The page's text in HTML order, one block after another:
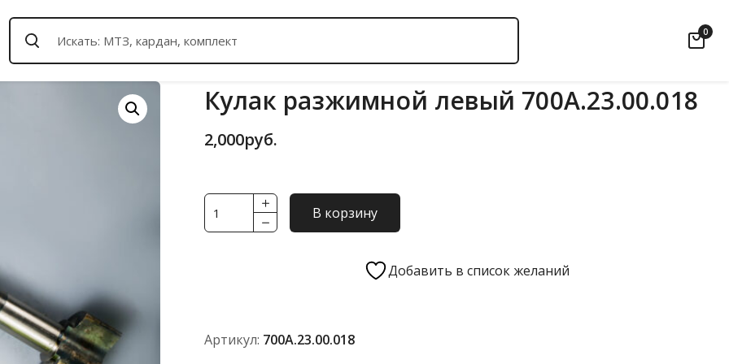
0
Кулак разжимной левый 700А.23.00.018
2,000руб.
Количество
товара
В корзину
Добавить в список желаний
Артикул: 700А.23.00.018